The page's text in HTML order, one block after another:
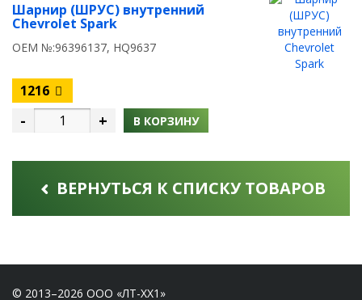
Шарнир (ШРУС) внутренний
Chevrolet Spark
OEM №:96396137, HQ9637
1216
- + В КОРЗИНУ
ВЕРНУТЬСЯ К СПИСКУ ТОВАРОВ
© 2013–2026 ООО «ЛТ-ХХ1»